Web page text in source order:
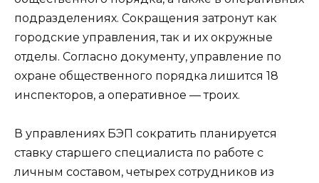
подразделениях. Сокращения затронут как
городские управления, так и их окружные
отделы. Согласно документу, управление по
охране общественного порядка лишится 18
инспекторов, а оперативное — троих.
В управлениях БЭП сократить планируется
ставку старшего специалиста по работе с
личным составом, четырех сотрудников из